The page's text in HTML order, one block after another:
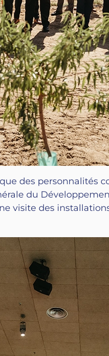
des personnalités
du
visite des